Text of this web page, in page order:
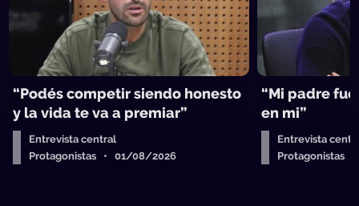
“Podés competir siendo honesto
y la vida te va a premiar”
Entrevista central
Protagonistas • 01/08/2026
“Mi padre
en mi”
Entrevista
Protagonistas